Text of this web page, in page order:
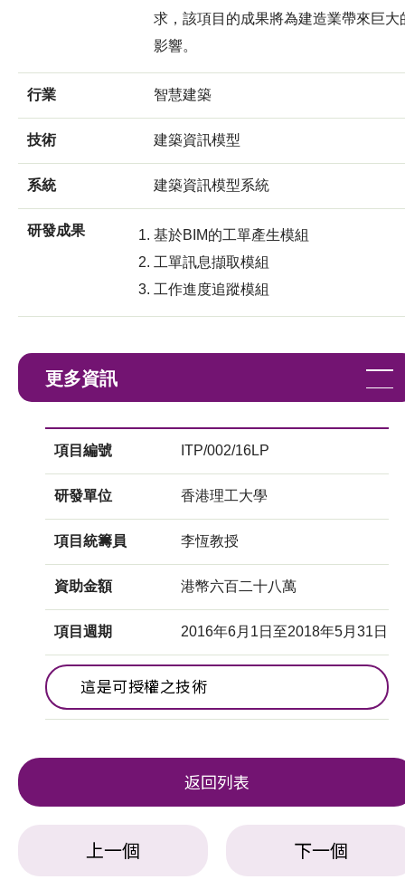
求，該項目的成果將為建造業帶來巨大
影響。
行業 智慧建築
技術 建築資訊模型
系統 建築資訊模型系統
研發成果
基於BIM的工單產生模組
工單訊息擷取模組
工作進度追蹤模組
更多資訊
項目編號 ITP/002/16LP
研發單位 香港理工大學
項目統籌員 李恆教授
資助金額 港幣六百二十八萬
項目週期 2016年6月1日至2018年5月31日
這是可授權之技術
返回列表
上一個 下一個